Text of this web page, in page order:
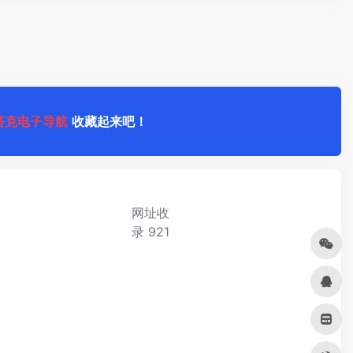
克电子导航 收藏起来吧！
网址收
录 921